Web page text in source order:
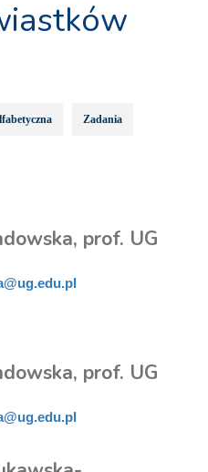
Zadania
prof. UG
prof. UG